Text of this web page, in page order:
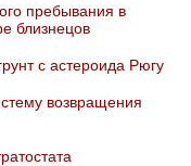
пребывания в
близнецов
с астероида Рюгу
возвращения